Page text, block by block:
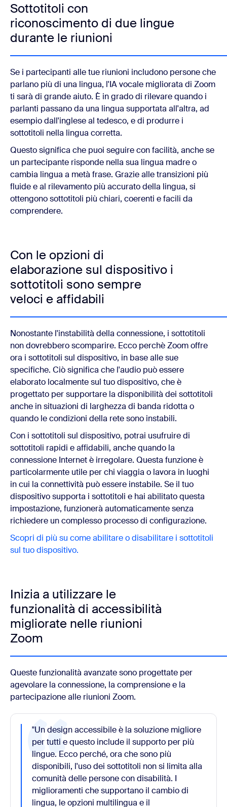
Sottotitoli con
riconoscimento di due lingue
durante le riunioni
Se i partecipanti alle tue riunioni includono persone che
parlano più di una lingua, l'IA vocale migliorata di Zoom
ti sarà di grande aiuto. È in grado di rilevare quando i
parlanti passano da una lingua supportata all'altra, ad
esempio dall'inglese al tedesco, e di produrre i
sottotitoli nella lingua corretta.
Questo significa che puoi seguire con facilità, anche se
un partecipante risponde nella sua lingua madre o
cambia lingua a metà frase. Grazie alle transizioni più
fluide e al rilevamento più accurato della lingua, si
ottengono sottotitoli più chiari, coerenti e facili da
comprendere.
Con le opzioni di
elaborazione sul dispositivo i
sottotitoli sono sempre
veloci e affidabili
Nonostante l'instabilità della connessione, i sottotitoli
non dovrebbero scomparire. Ecco perchè Zoom offre
ora i sottotitoli sul dispositivo, in base alle sue
specifiche. Ciò significa che l'audio può essere
elaborato localmente sul tuo dispositivo, che è
progettato per supportare la disponibilità dei sottotitoli
anche in situazioni di larghezza di banda ridotta o
quando le condizioni della rete sono instabili.
Con i sottotitoli sul dispositivo, potrai usufruire di
sottotitoli rapidi e affidabili, anche quando la
connessione Internet è irregolare. Questa funzione è
particolarmente utile per chi viaggia o lavora in luoghi
in cui la connettività può essere instabile. Se il tuo
dispositivo supporta i sottotitoli e hai abilitato questa
impostazione, funzionerà automaticamente senza
richiedere un complesso processo di configurazione.
Scopri di più su come abilitare o disabilitare i sottotitoli
sul tuo dispositivo.
Inizia a utilizzare le
funzionalità di accessibilità
migliorate nelle riunioni
Zoom
Queste funzionalità avanzate sono progettate per
agevolare la connessione, la comprensione e la
partecipazione alle riunioni Zoom.
"Un design accessibile è la soluzione migliore
per tutti e questo include il supporto per più
lingue. Ecco perché, ora che sono più
disponibili, l'uso dei sottotitoli non si limita alla
comunità delle persone con disabilità. I
miglioramenti che supportano il cambio di
lingua, le opzioni multilingua e il